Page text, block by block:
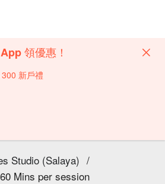
領優惠！
新戶禮
Studio (Salaya) /
Mins per session